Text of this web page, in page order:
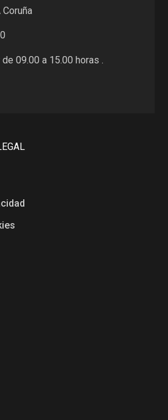
Coruña
09.00 a 15.00 horas .